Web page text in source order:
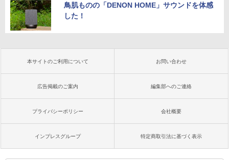
鳥肌ものの「DENON HOME」サウンドを体感
した！
本サイトのご利用について お問い合わせ
広告掲載のご案内 編集部へのご連絡
プライバシーポリシー 会社概要
インプレスグループ 特定商取引法に基づく表示